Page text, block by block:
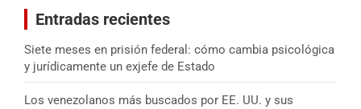
Entradas recientes
Siete meses en prisión federal: cómo cambia psicológica
y jurídicamente un exjefe de Estado
Los venezolanos más buscados por EE. UU. y sus